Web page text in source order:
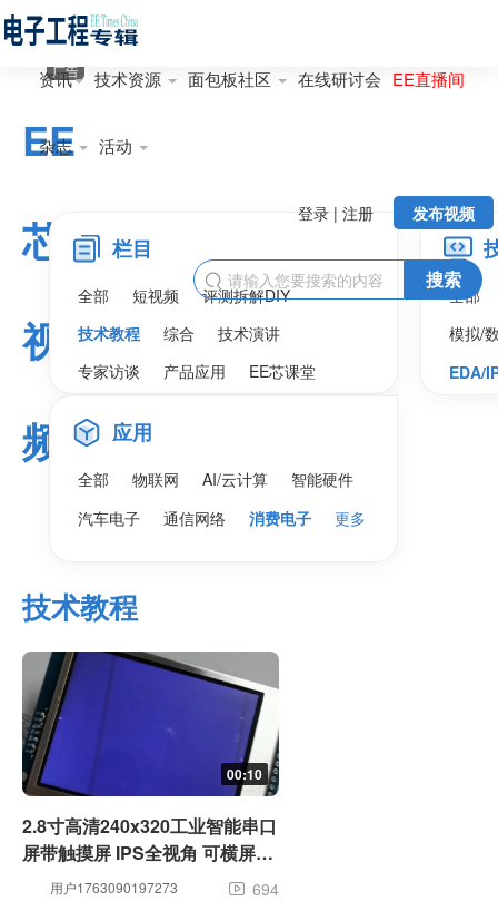
资讯 技术资源 面包板社区 在线研讨会 EE直播间
杂志 活动
发布视频
登录 | 注册
 搜索
EE
芯
视
频
广告
栏目
全部 短视频
评测拆解DIY
技术教程
综合
技术演讲
专家访谈
产品应用 EE芯课堂
全部
模拟/
EDA/
应用
全部 物联网 AI/云计算
智能硬件
汽车电子
通信网络 消费电子 更多
技术教程
00:10
2.8寸高清240x320工业智能串口
屏带触摸屏 IPS全视角 可横屏竖
屏显示
用户1763090197273  694